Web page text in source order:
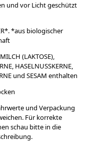
und vor Licht geschützt
*aus biologischer
(LAKTOSE),
HASELNUSSKERNE,
und SESAM enthalten
und Verpackung
Für korrekte
schau bitte in die